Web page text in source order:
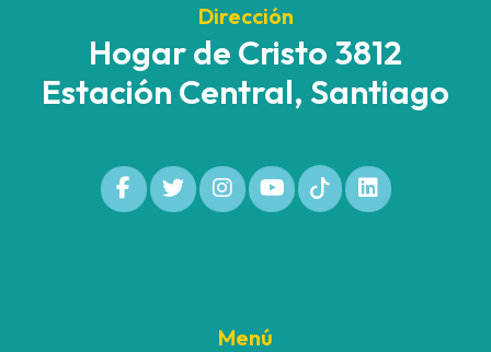
Dirección
Hogar de Cristo 3812
Estación Central, Santiago
Menú